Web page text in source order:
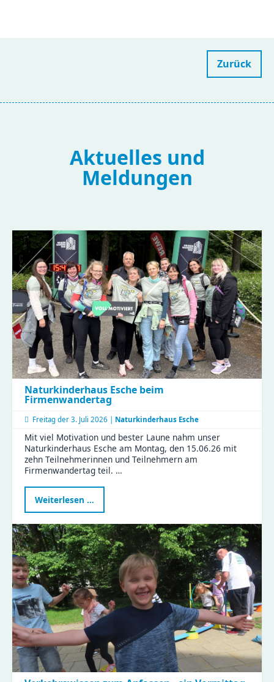
Zurück
Aktuelles und
Meldungen
Naturkinderhaus Esche beim
Firmenwandertag
Freitag der 3. Juli 2026 | Naturkinderhaus Esche
Mit viel Motivation und bester Laune nahm unser
Naturkinderhaus Esche am Montag, den 15.06.26 mit
zehn Teilnehmerinnen und Teilnehmern am
Firmenwandertag teil. …
Weiterlesen …
Esche
Firmenwandertag